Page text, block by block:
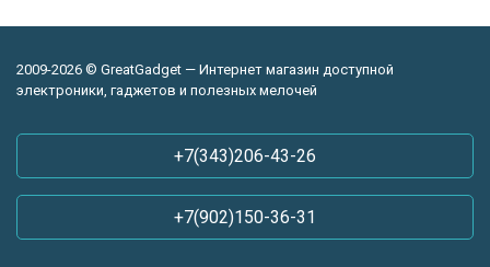
2009-2026 © GreatGadget — Интернет магазин доступной
электроники, гаджетов и полезных мелочей
+7(343)206-43-26
+7(902)150-36-31